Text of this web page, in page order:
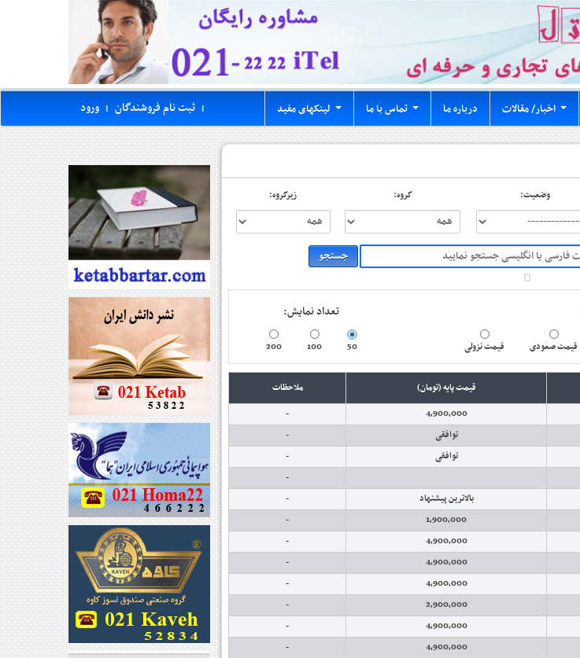
ورود | ثبت نام فروشندگان | لینکهای مفید تماس با ما درباره ما اخبار/ مقالات
وضعیت: گروه: زیرگروه:
تعداد نمایش:
قیمت صعودی قیمت نزولی 50
100
200
قیمت پایه (تومان)
ملاحظات
4,900,000
-
توافقی -
توافقی -
-
بالاترین پیشنهاد -
1,900,000
-
4,900,000
-
4,900,000
-
4,900,000
-
2,900,000
-
4,900,000
-
4,900,000
-